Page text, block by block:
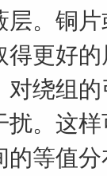
。铜
更好
绕组
扰。这
等值